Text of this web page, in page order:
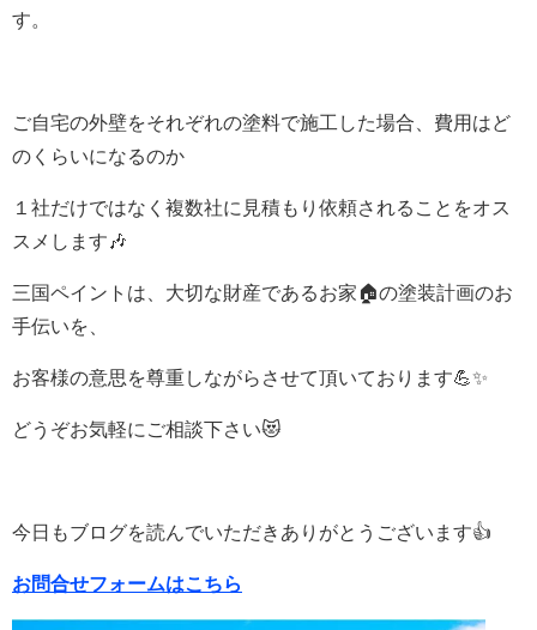
す。
ご自宅の外壁をそれぞれの塗料で施工した場合、費用はど
のくらいになるのか
１社だけではなく複数社に見積もり依頼されることをオス
スメします🎶
三国ペイントは、大切な財産であるお家🏠の塗装計画のお
手伝いを、
お客様の意思を尊重しながらさせて頂いております💪✨
どうぞお気軽にご相談下さい😻
今日もブログを読んでいただきありがとうございます👍
お問合せフォームはこちら